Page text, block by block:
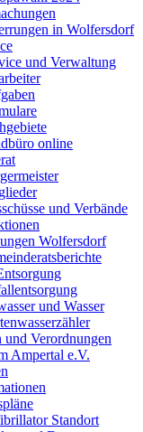
in Wolfersdorf
und Verwaltung
online
und Verbände
Wolfersdorf
und Wasser
und Verordnungen
Ampertal e.V.
Standort